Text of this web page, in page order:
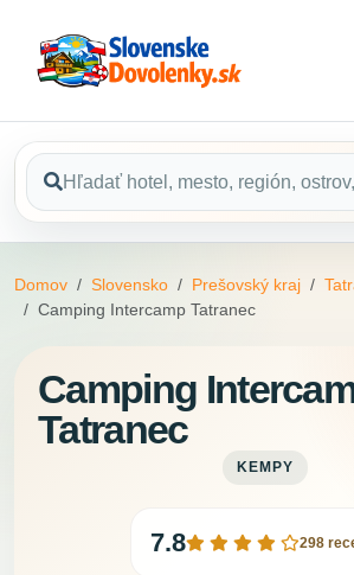
Domov Slovensko Prešovský kraj
Camping Intercamp Tatranec
Camping
Tatranec
KEMPY
7.8 298